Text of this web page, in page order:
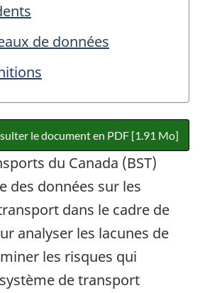
de données
le document en PDF [1.91 Mo]
du Canada (BST)
des données sur les
dans le cadre de
analyser les lacunes de
les risques qui
de transport